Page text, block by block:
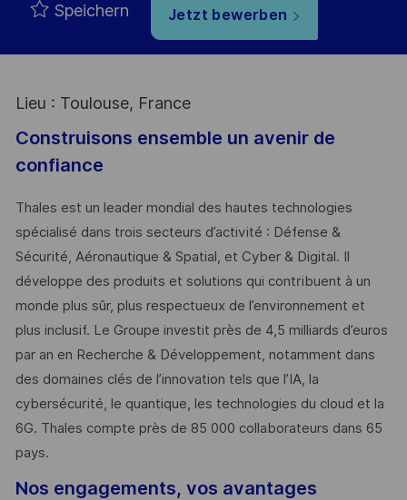
Speichern Jetzt bewerben
Lieu : Toulouse, France
Construisons ensemble un avenir de
confiance
Thales est un leader mondial des hautes technologies
spécialisé dans trois secteurs d’activité : Défense &
Sécurité, Aéronautique & Spatial, et Cyber & Digital. Il
développe des produits et solutions qui contribuent à un
monde plus sûr, plus respectueux de l’environnement et
plus inclusif. Le Groupe investit près de 4,5 milliards d’euros
par an en Recherche & Développement, notamment dans
des domaines clés de l’innovation tels que l’IA, la
cybersécurité, le quantique, les technologies du cloud et la
6G. Thales compte près de 85 000 collaborateurs dans 65
pays. ​
Nos engagements, vos avantages